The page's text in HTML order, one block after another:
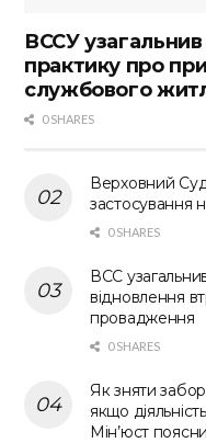
ВССУ
практику про
службового
0 SHARES
Верховний
застосування
0 SHARES
ВСС
відновлення
провадження
0 SHARES
Як зняти
якщо
Мін’юст